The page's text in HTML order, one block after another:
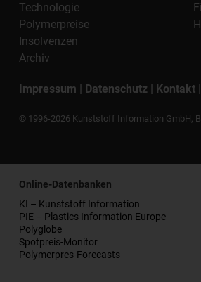
Technologie
Polymerpreise
Insolvenzen
Archiv
Impressum | Datenschutz | Kontakt |
© 1996-2026 Kunststoff Information GmbH,
Online-Datenbanken
KI – Kunststoff Information
PIE – Plastics Information Europe
Polyglobe
Spotpreis-Monitor
Polymerpres-Forecasts